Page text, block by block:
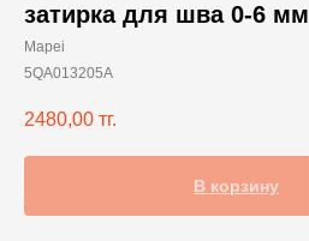
затирка для шва 0-6 мм
Mapei
5QA013205A
2480,00 тг.
В корзину